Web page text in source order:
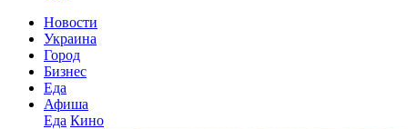
Новости
Украина
Город
Бизнес
Еда
Афиша
Еда Кино